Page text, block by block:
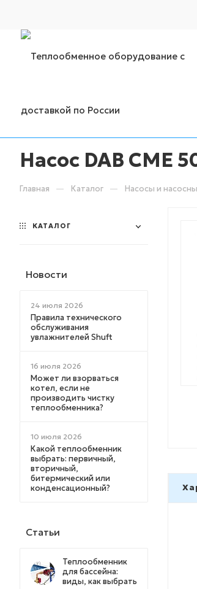
Насос DAB CME
Главная — Каталог — Насосы и
КАТАЛОГ
Новости
24 июля 2026
Правила технического
обслуживания
увлажнителей Shuft
16 июля 2026
Может ли взорваться
котел, если не
производить чистку
теплообменника?
10 июля 2026
Какой теплообменник
выбрать: первичный,
вторичный,
битермический или
конденсационный?
Статьи
Теплообменник
для бассейна:
виды, как выбрать